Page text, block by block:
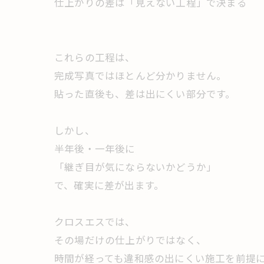
これらの工程は、
完成写真ではほとんど分かりません。
貼った直後も、差は出にくい部分です。
しかし、
半年後・一年後に
「継ぎ目が気にならないかどうか」
で、確実に差が出ます。
クロスエスでは、
その場だけの仕上がりではなく、
時間が経っても違和感の出にくい施工を前提